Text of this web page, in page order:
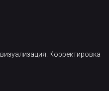
Корректировка